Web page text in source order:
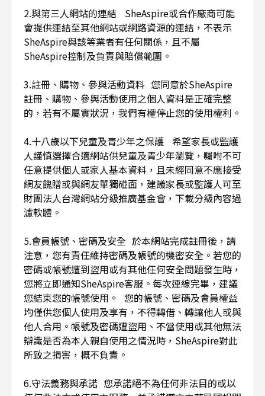
2.與第三人網站的連結 SheAspire或合作廠商可能
會提供連結至其他網站或網路資源的連結，不表示
SheAspire與該等業者有任何關係，且不屬
SheAspire控制及負責與賠償範圍。
3.註冊、購物、參與活動資料 您同意於SheAspire
註冊、購物、參與活動使用之個人資料是正確完整
的，若有不屬實狀況，我們有權停止您的使用權利。
4.十八歲以下兒童及青少年之保護 希望家長或監護
人謹慎選擇合適網站供兒童及青少年瀏覽，囑咐不可
任意提供個人或家人基本資料，且未經同意不應接受
網友餽贈或與網友單獨碰面，建議家長或監護人可至
財團法人台灣網站分級推廣基金會，下載分級內容過
濾軟體。
5.會員帳號、密碼及安全 於本網站完成註冊後，請
注意，您有責任維持密碼及帳號的機密安全。若您的
密碼或帳號遭到盜用或有其他任何安全問題發生時，
您將立即通知SheAspire客服。每次連線完畢，建議
您結束您的帳號使用。 您的帳號、密碼及會員權益
均僅供您個人使用及享有，不得轉借、轉讓他人或與
他人合用。帳號及密碼遭盜用、不當使用或其他無法
辯識是否為本人親自使用之情況時，SheAspire對此
所致之損害，概不負責。
6.守法義務與承諾 您承諾絕不為任何非法目的或以